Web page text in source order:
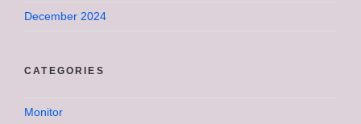
December 2024
CATEGORIES
Monitor